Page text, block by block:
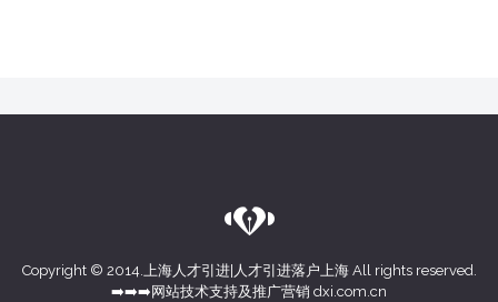
Copyright © 2014.上海人才引进| 人才引进落户上海All rights reserved.
➡️➡️➡️ 网站技术支持及推广营销 dxi.com.cn